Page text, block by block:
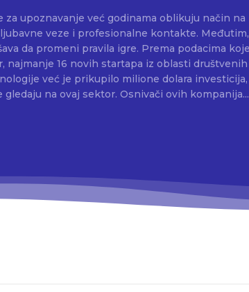
za upoznavanje već godinama oblikuju način na
veze i profesionalne kontakte. Međutim,
pravila igre. Prema podacima koje
najmanje 16 novih startapa iz oblasti društvenih
već je prikupilo milione dolara investicija,
dok investitori sve ozbiljnije gledaju na ovaj sektor. Osnivači ovih kompanija...